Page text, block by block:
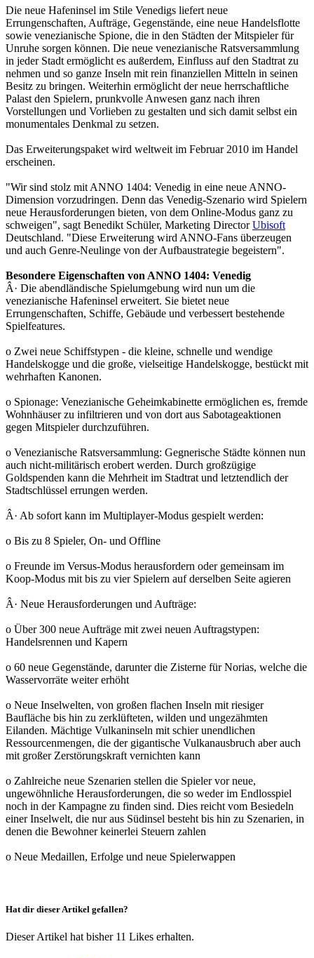
Die neue Hafeninsel im Stile Venedigs liefert neue
Errungenschaften, Aufträge, Gegenstände, eine neue Handelsflotte
sowie venezianische Spione, die in den Städten der Mitspieler für
Unruhe sorgen können. Die neue venezianische Ratsversammlung
in jeder Stadt ermöglicht es außerdem, Einfluss auf den Stadtrat zu
nehmen und so ganze Inseln mit rein finanziellen Mitteln in seinen
Besitz zu bringen. Weiterhin ermöglicht der neue herrschaftliche
Palast den Spielern, prunkvolle Anwesen ganz nach ihren
Vorstellungen und Vorlieben zu gestalten und sich damit selbst ein
monumentales Denkmal zu setzen.
Das Erweiterungspaket wird weltweit im Februar 2010 im Handel
erscheinen.
"Wir sind stolz mit ANNO 1404: Venedig in eine neue ANNO-
Dimension vorzudringen. Denn das Venedig-Szenario wird Spielern
neue Herausforderungen bieten, von dem Online-Modus ganz zu
schweigen", sagt Benedikt Schüler, Marketing DirectorUbisoft
Deutschland. "Diese Erweiterung wird ANNO-Fans überzeugen
und auch Genre-Neulinge von der Aufbaustrategie begeistern".
Besondere Eigenschaften von ANNO 1404: Venedig
Â· Die abendländische Spielumgebung wird nun um die
venezianische Hafeninsel erweitert. Sie bietet neue
Errungenschaften, Schiffe, Gebäude und verbessert bestehende
Spielfeatures.
o Zwei neue Schiffstypen - die kleine, schnelle und wendige
Handelskogge und die große, vielseitige Handelskogge, bestückt mit
wehrhaften Kanonen.
o Spionage: Venezianische Geheimkabinette ermöglichen es, fremde
Wohnhäuser zu infiltrieren und von dort aus Sabotageaktionen
gegen Mitspieler durchzuführen.
o Venezianische Ratsversammlung: Gegnerische Städte können nun
auch nicht-militärisch erobert werden. Durch großzügige
Goldspenden kann die Mehrheit im Stadtrat und letztendlich der
Stadtschlüssel errungen werden.
Â· Ab sofort kann im Multiplayer-Modus gespielt werden:
o Bis zu 8 Spieler, On- und Offline
o Freunde im Versus-Modus herausfordern oder gemeinsam im
Koop-Modus mit bis zu vier Spielern auf derselben Seite agieren
Â· Neue Herausforderungen und Aufträge:
o Über 300 neue Aufträge mit zwei neuen Auftragstypen:
Handelsrennen und Kapern
o 60 neue Gegenstände, darunter die Zisterne für Norias, welche die
Wasservorräte weiter erhöht
o Neue Inselwelten, von großen flachen Inseln mit riesiger
Baufläche bis hin zu zerklüfteten, wilden und ungezähmten
Eilanden. Mächtige Vulkaninseln mit schier unendlichen
Ressourcenmengen, die der gigantische Vulkanausbruch aber auch
mit großer Zerstörungskraft vernichten kann
o Zahlreiche neue Szenarien stellen die Spieler vor neue,
ungewöhnliche Herausforderungen, die so weder im Endlosspiel
noch in der Kampagne zu finden sind. Dies reicht vom Besiedeln
einer Inselwelt, die nur aus Südinsel besteht bis hin zu Szenarien, in
denen die Bewohner keinerlei Steuern zahlen
o Neue Medaillen, Erfolge und neue Spielerwappen
Hat dir dieser Artikel gefallen?
Dieser Artikel hat bisher 11 Likes erhalten.